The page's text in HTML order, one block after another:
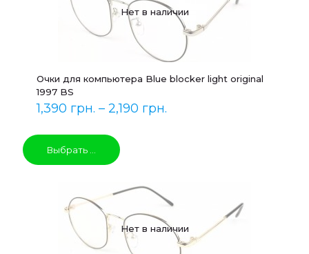
Нет в наличии
Очки для компьютера Blue blocker light original
1997 BS
1,390 грн. – 2,190 грн.
Выбрать ...
Нет в наличии